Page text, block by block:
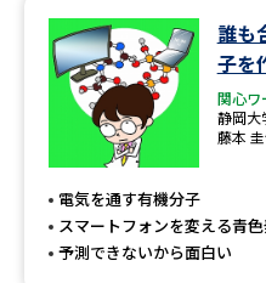
高等学校（情報）教員資格認定
大学研究
大学で学べる内容や特徴を
誰も
子を
関心ワ
静岡大
藤本
電気を通す有機分子
スマートフォンを変える青
予測できないから面白い